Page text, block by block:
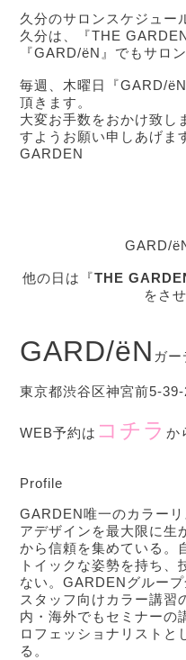
久分のサロンスケジュー
久分は、『THE
『GARD/ëN』でもサロ
毎週、木曜日『GARD/
頂きます。
大変お手数をおかけ致し
すようお願い申しあげま
GARDEN
GARD/
他の日は『THE
をさ
GARD/ëN ガ
東京都渋谷区神宮前5-
WEB予約は コチラか
Profile
GARDEN唯一のカラー
アデザインを最大限に生
から信頼を集めている。
トイックな姿勢を持ち、
ない。GARDENグルー
スタッフ向けカラー講習
内・海外でもセミナーの
ロフェッショナリストと
る。